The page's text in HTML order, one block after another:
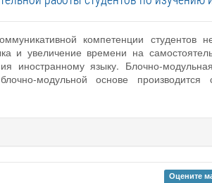
компетенции студентов
и увеличение времени на
языку. Блочно-
модульной основе
Оцените